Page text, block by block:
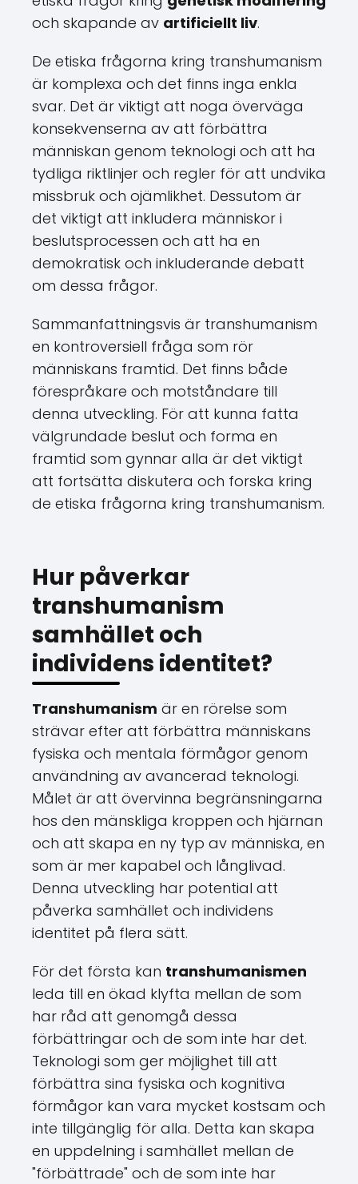
och skapande av artificiellt liv.
De etiska frågorna kring transhumanism
är komplexa och det finns inga enkla
svar. Det är viktigt att noga överväga
konsekvenserna av att förbättra
människan genom teknologi och att ha
tydliga riktlinjer och regler för att undvika
missbruk och ojämlikhet. Dessutom är
det viktigt att inkludera människor i
beslutsprocessen och att ha en
demokratisk och inkluderande debatt
om dessa frågor.
Sammanfattningsvis är transhumanism
en kontroversiell fråga som rör
människans framtid. Det finns både
förespråkare och motståndare till
denna utveckling. För att kunna fatta
välgrundade beslut och forma en
framtid som gynnar alla är det viktigt
att fortsätta diskutera och forska kring
de etiska frågorna kring transhumanism.
Hur påverkar
transhumanism
samhället och
individens identitet?
Transhumanism är en rörelse som
strävar efter att förbättra människans
fysiska och mentala förmågor genom
användning av avancerad teknologi.
Målet är att övervinna begränsningarna
hos den mänskliga kroppen och hjärnan
och att skapa en ny typ av människa, en
som är mer kapabel och långlivad.
Denna utveckling har potential att
påverka samhället och individens
identitet på flera sätt.
För det första kan transhumanismen
leda till en ökad klyfta mellan de som
har råd att genomgå dessa
förbättringar och de som inte har det.
Teknologi som ger möjlighet till att
förbättra sina fysiska och kognitiva
förmågor kan vara mycket kostsam och
inte tillgänglig för alla. Detta kan skapa
en uppdelning i samhället mellan de
"förbättrade" och de som inte har